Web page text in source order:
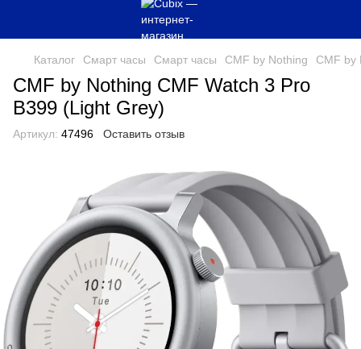
Каталог Смарт часы Смарт часы CMF by Nothing CMF by
CMF by Nothing CMF Watch 3 Pro
B399 (Light Grey)
Артикул: 47496 Оставить отзыв